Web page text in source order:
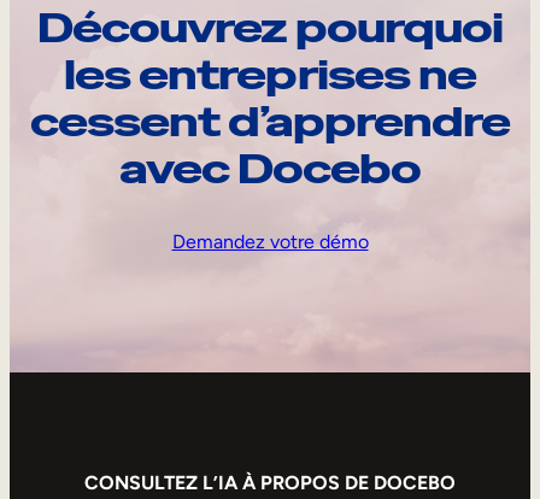
Découvrez pourquoi
les entreprises ne
cessent d’apprendre
avec Docebo
Demandez votre démo
CONSULTEZ L’IA À PROPOS DE DOCEBO